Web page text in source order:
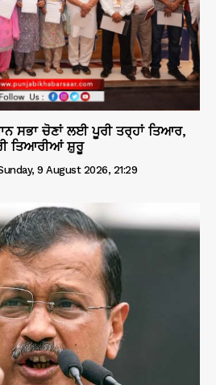
ਸਭਾ ਚੋਣਾਂ ਲਈ ਪੂਰੀ ਤਰ੍ਹਾਂ ਤਿਆਰ,
ਤਿਆਰੀਆਂ ਸ਼ੁਰੂ
9 August 2026, 21:29